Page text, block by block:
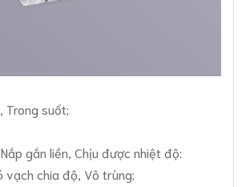
Trong suốt;
gắn liền, Chịu được nhiệt độ:
vạch chia độ, Vô trùng;